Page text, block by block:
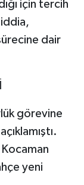
için tercih
dair
görevine
yeni